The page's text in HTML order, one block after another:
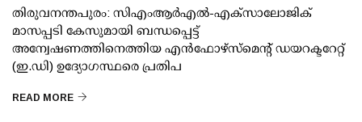
തിരുവനന്തപുരം: സിഎംആര്‍എല്‍-എക്‌സാലോജിക്
മാസപ്പടി കേസുമായി ബന്ധപ്പെട്ട്
അന്വേഷണത്തിനെത്തിയ എന്‍ഫോഴ്സ്മെന്റ് ഡയറക്ടറേറ്റ്
(ഇ.ഡി) ഉദ്യോഗസ്ഥരെ പ്രതിപ
READ MORE